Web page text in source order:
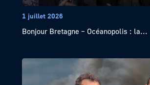
1 juillet 2026
Bonjour Bretagne – Océanopolis : la...